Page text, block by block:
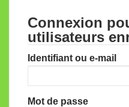
Connexion
utilisateurs
Identifiant ou e-mail
Mot de passe